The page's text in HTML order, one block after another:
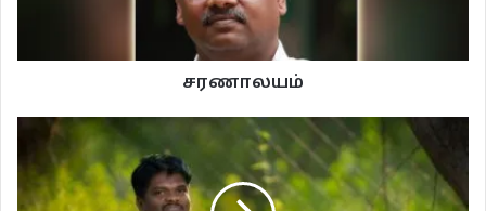
வயிற்றெரிச்சல் படுவதும். பின் வயிற்றெரிச்சல் தனக்கில்லை என தன் பாவத்தை
கழுவி ஏதேனும் மத ஆன்மீக நிலையங்களில் குடியேறி தன் இருப்பை கடவுளின்
வழி நிறுவுதல் நடக்கும். இதை ஒரு கலாச்சார சிதைவுசார் உளசிக்கல். இன்றைய
நுகர்வுக் கலாச்சார முடிச்சில் சிக்கி தோல்வியடைந்த மனிதனை ஓன்று
மதுக்கடையில் காணலாம் அல்லது ஆன்மீக நிறுவனங்களில் காணலாம். கட்டற்ற
ஆன்மீக போதை சமீப காலங்களில் மனிதர்களின் குதுகல வாழ்வை தடுக்கிறது
என்றே படுகிறது.
சரணாலயம்